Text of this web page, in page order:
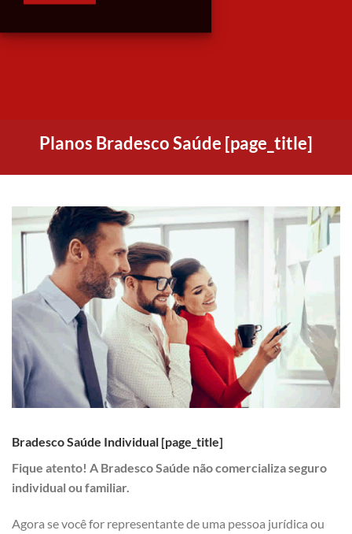
Planos Bradesco Saúde [page_title]
Bradesco Saúde Individual [page_title]
Fique atento! A Bradesco Saúde não comercializa seguro
individual ou familiar.
Agora se você for representante de uma pessoa jurídica ou